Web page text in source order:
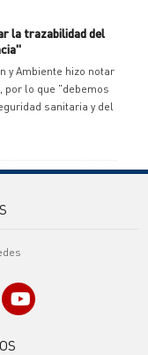
la trazabilidad del
y Ambiente hizo notar
por lo que "debemos
sanitaria y del